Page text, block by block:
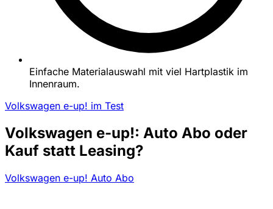
Einfache Materialauswahl mit viel Hartplastik im
Innenraum.
Volkswagen e-up! im Test
Volkswagen e-up!: Auto Abo oder
Kauf statt Leasing?
Volkswagen e-up! Auto Abo